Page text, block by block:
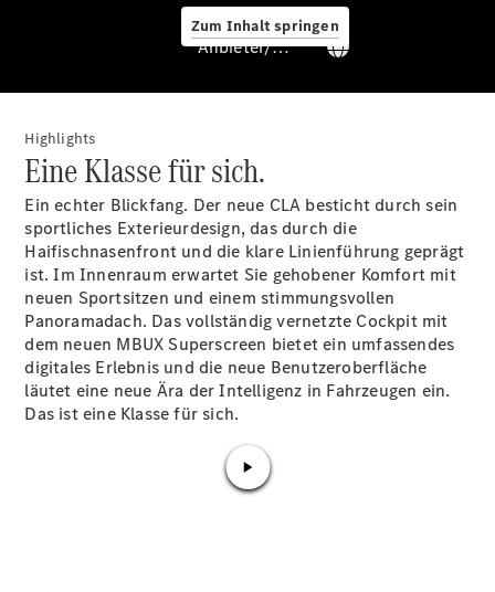
Zum Inhalt springen
Zubehör
Servicetermin
buchen
Digitale
Extras
Ladelösungen
Unterwegs
laden
Anbieter/Datenschutz
Highlights
Eine Klasse für sich.
Ein echter Blickfang. Der neue CLA besticht durch sein
sportliches Exterieurdesign, das durch die
Haifischnasenfront und die klare Linienführung geprägt
ist. Im Innenraum erwartet Sie gehobener Komfort mit
neuen Sportsitzen und einem stimmungsvollen
Panoramadach. Das vollständig vernetzte Cockpit mit
dem neuen MBUX Superscreen bietet ein umfassendes
digitales Erlebnis und die neue Benutzeroberfläche
läutet eine neue Ära der Intelligenz in Fahrzeugen ein.
Das ist eine Klasse für sich.